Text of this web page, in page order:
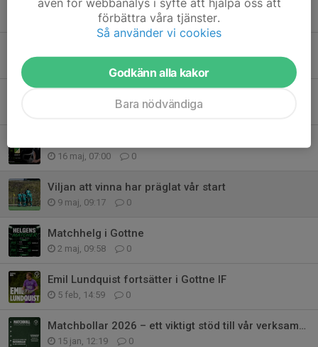
16 jun, 08:51 0
0
16 maj, 07:00 0
Viljan att vinna har präglat vår start
9 maj, 09:17 0
Matchhelg i Gottne
2 maj, 09:58 0
Emil Lundquist fortsätter i Gottne IF
5 feb, 14:59 0
Matchbollar 2026 – ett viktigt stöd till vår verksamhet
15 jan, 12:19 0
förbättra våra tjänster.
Så använder vi cookies
Godkänn alla kakor
Bara nödvändiga